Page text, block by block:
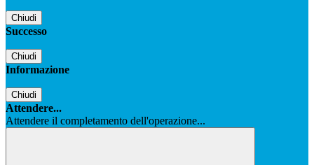
Chiudi
Successo
Chiudi
Informazione
Chiudi
Attendere...
Attendere il completamento dell'operazione...